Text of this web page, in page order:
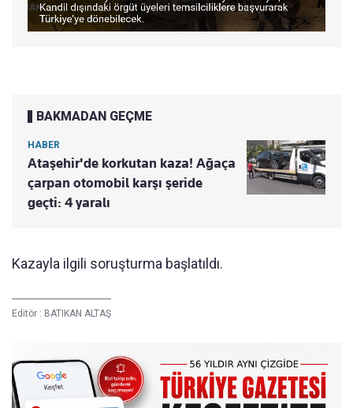
BAKMADAN GEÇME
HABER
Ataşehir'de korkutan kaza! Ağaça
çarpan otomobil karşı şeride
geçti: 4 yaralı
Kazayla ilgili soruşturma başlatıldı.
Editör : BATIKAN ALTAŞ